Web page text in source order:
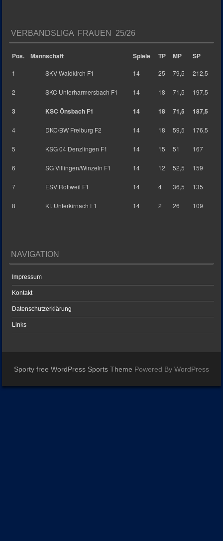
VERBANDSLIGA FRAUEN 25/26
Pos. Mannschaft Spiele TP MP SP
1 SKV Waldkirch F1 14 25 79,5 212,5
2 SKC Unterharmersbach F1 14 18 71,5 197,5
3 KSC Önsbach F1 14 18 71,5 187,5
4 DKC/BW Freiburg F2 14 18 59,5 176,5
5 KSG 04 Denzlingen F1 14 15 51 167
6 SG Villingen/Winzeln F1 14 12 52,5 159
7 ESV Rottweil F1 14 4 36,5 135
8 Kf. Unterkirnach F1 14 2 26 109
NAVIGATION
Impressum
Kontakt
Datenschutzerklärung
Links
Sporty free WordPress Sports Theme Powered By WordPress